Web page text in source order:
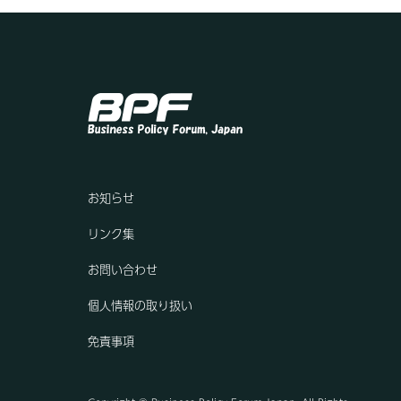
お知らせ
リンク集
お問い合わせ
個人情報の取り扱い
免責事項